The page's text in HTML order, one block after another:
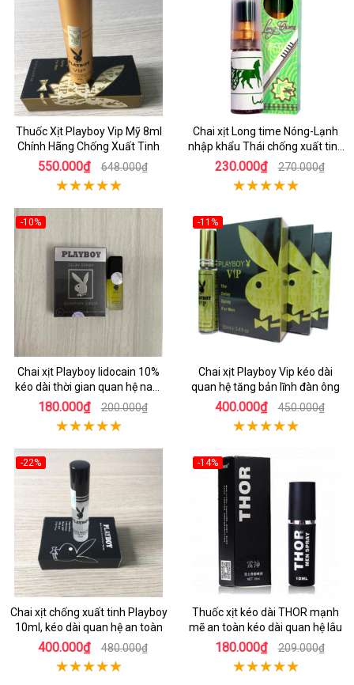
Thuốc Xịt Playboy Vip Mỹ 8ml
Chính Hãng Chống Xuất Tinh
550.000₫ 648.000₫
Chai xịt Long time Nóng-Lạnh
nhập khẩu Thái chống xuất tinh
sớm
230.000₫ 270.000₫
-10%
Chai xịt Playboy lidocain 10%
kéo dài thời gian quan hệ nam
giới
180.000₫ 200.000₫
-11%
Chai xịt Playboy Vip kéo dài
quan hệ tăng bản lĩnh đàn ông
400.000₫ 450.000₫
-22%
Chai xịt chống xuất tinh Playboy
10ml, kéo dài quan hệ an toàn
400.000₫ 480.000₫
-14%
Thuốc xịt kéo dài THOR mạnh
mẽ an toàn kéo dài quan hệ lâu
180.000₫ 209.000₫